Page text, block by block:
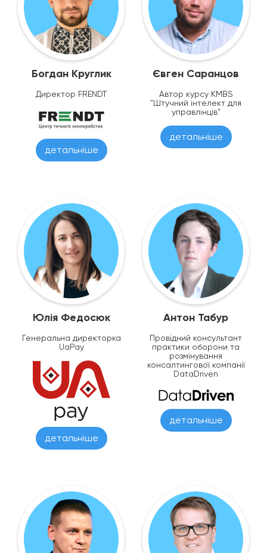
Богдан Круглик
Директор FRENDT
детальніше
Євген Саранцов
Автор курсу KMBS
"Штучний інтелект для
управлінців"
детальніше
Юлія Федосюк
Генеральна директорка
UaPay
детальніше
Антон Табур
Провідний консультант
практики оборони та
розмінування
консалтингової компанії
DataDriven
детальніше